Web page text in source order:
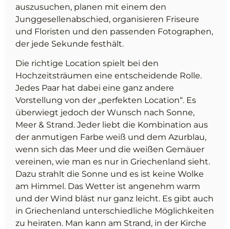
auszusuchen, planen mit einem den
Junggesellenabschied, organisieren Friseure
und Floristen und den passenden Fotographen,
der jede Sekunde festhält.
Die richtige Location spielt bei den
Hochzeitsträumen eine entscheidende Rolle.
Jedes Paar hat dabei eine ganz andere
Vorstellung von der „perfekten Location“. Es
überwiegt jedoch der Wunsch nach Sonne,
Meer & Strand. Jeder liebt die Kombination aus
der anmutigen Farbe weiß und dem Azurblau,
wenn sich das Meer und die weißen Gemäuer
vereinen, wie man es nur in Griechenland sieht.
Dazu strahlt die Sonne und es ist keine Wolke
am Himmel. Das Wetter ist angenehm warm
und der Wind bläst nur ganz leicht. Es gibt auch
in Griechenland unterschiedliche Möglichkeiten
zu heiraten. Man kann am Strand, in der Kirche